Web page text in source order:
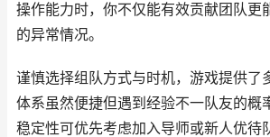
操作能力时，你不仅能有效贡献团队更
的异常情况。
谨慎选择组队方式与时机，游戏提供了
体系虽然便捷但遇到经验不一队友的概
稳定性可优先考虑加入导师或新人优待